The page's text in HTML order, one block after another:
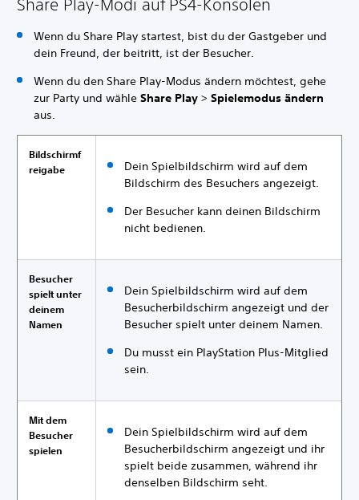
Share Play-Modi auf PS4-Konsolen
Wenn du Share Play startest, bist du der Gastgeber und
dein Freund, der beitritt, ist der Besucher.
Wenn du den Share Play-Modus ändern möchtest, gehe
zur Party und wähle Share Play > Spielemodus ändern
aus.
Bildschirmf
reigabe
Dein Spielbildschirm wird auf dem
Bildschirm des Besuchers angezeigt.
Der Besucher kann deinen Bildschirm
nicht bedienen.
Besucher
spielt unter
deinem
Namen
Dein Spielbildschirm wird auf dem
Besucherbildschirm angezeigt und der
Besucher spielt unter deinem Namen.
Du musst ein PlayStation Plus-Mitglied
sein.
Mit dem
Besucher
spielen
Dein Spielbildschirm wird auf dem
Besucherbildschirm angezeigt und ihr
spielt beide zusammen, während ihr
denselben Bildschirm seht.